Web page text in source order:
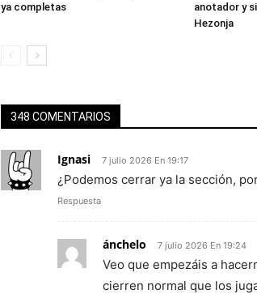
ya completas
anotador y
Hezonja
348 COMENTARIOS
Ignasi 7 julio 2026 En 19:17
¿Podemos cerrar ya la sección,
Respuesta
ánchelo 7 julio 2026 En 19:24
Veo que empezáis a
cierren normal que los